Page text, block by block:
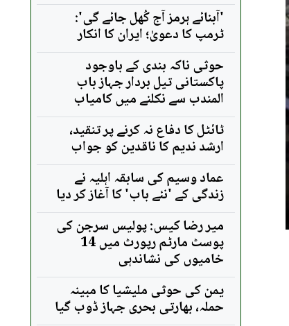
'آبنائے ہرمز آج کُھل جائے گی':
ٹرمپ کا دعویٰ؛ ایران کا انکار
حوثی ناکہ بندی کے باوجود
پاکستانی تیل بردار جہاز باب
المندب سے نکلنے میں کامیاب
ٹائٹل کا دفاع نہ کرنے پر تنقید،
ارشد ندیم کا ناقدین کو جواب
عماد وسیم کی سابقہ اہلیہ نے
زندگی کے 'نئے باب' کا آغاز کر دیا
میر رضا کیس: پولیس سرجن کی
پوسٹ مارٹم رپورٹ میں 14
خامیوں کی نشاندہی
یمن کی حوثی ملیشیا کا مبینہ
حملہ، بھارتی بحری جہاز ڈوب گیا